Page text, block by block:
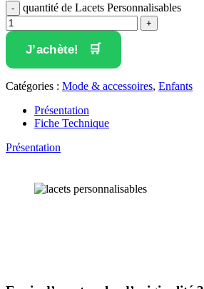
quantité de Lacets Personnalisables
J’achète!
Catégories : Mode & accessoires, Enfants
Présentation
Fiche Technique
Présentation